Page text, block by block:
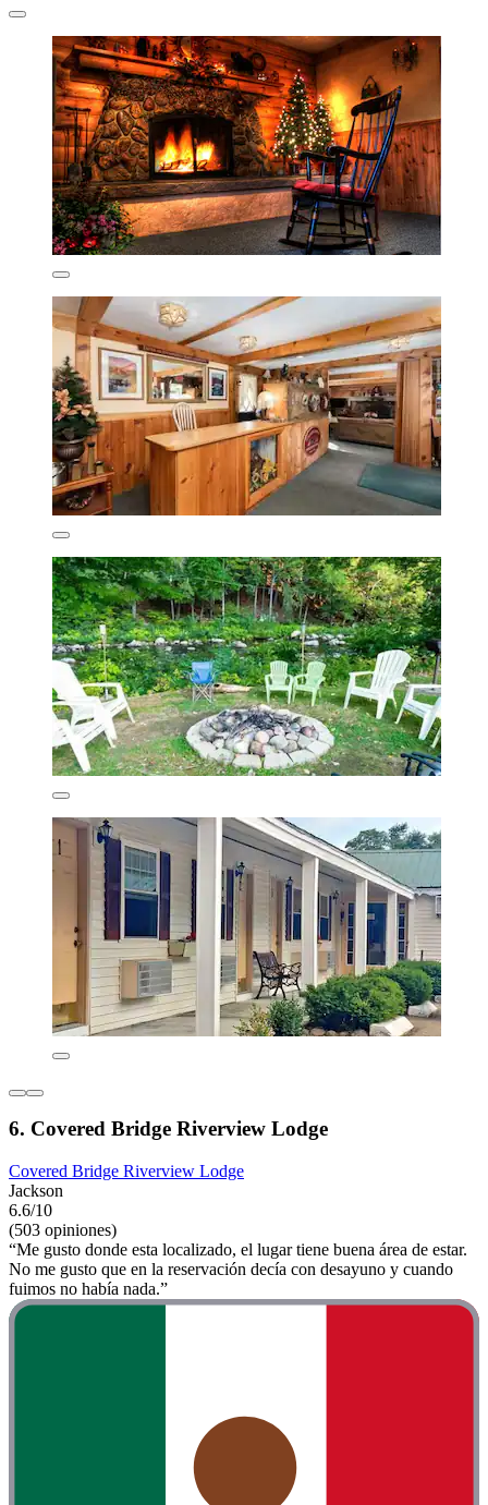
6. Covered Bridge Riverview Lodge
Covered Bridge Riverview Lodge
Jackson
6.6/10
(503 opiniones)
“Me gusto donde esta localizado, el lugar tiene buena área de estar.
No me gusto que en la reservación decía con desayuno y cuando
fuimos no había nada.”